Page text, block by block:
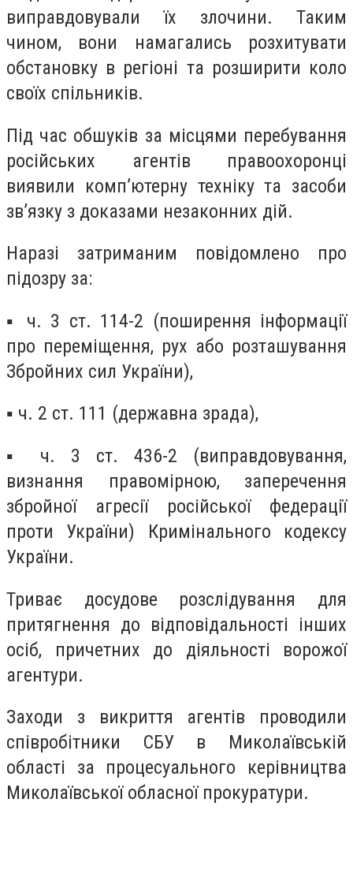
виправдовували їх злочини. Таким
чином, вони намагались розхитувати
обстановку в регіоні та розширити коло
своїх спільників.
Під час обшуків за місцями перебування
російських агентів правоохоронці
виявили комп’ютерну техніку та засоби
зв’язку з доказами незаконних дій.
Наразі затриманим повідомлено про
підозру за:
▪️ ч. 3 ст. 114-2 (поширення інформації
про переміщення, рух або розташування
Збройних сил України),
▪️ ч. 2 ст. 111 (державна зрада),
▪️ ч. 3 ст. 436-2 (виправдовування,
визнання правомірною, заперечення
збройної агресії російської федерації
проти України) Кримінального кодексу
України.
Триває досудове розслідування для
притягнення до відповідальності інших
осіб, причетних до діяльності ворожої
агентури.
Заходи з викриття агентів проводили
співробітники СБУ в Миколаївській
області за процесуального керівництва
Миколаївської обласної прокуратури.